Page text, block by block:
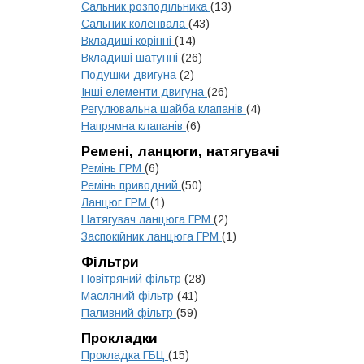
Сальник розподільника (13)
Сальник коленвала (43)
Вкладиші корінні (14)
Вкладиші шатунні (26)
Подушки двигуна (2)
Інші елементи двигуна (26)
Регулювальна шайба клапанів (4)
Напрямна клапанів (6)
Ремені, ланцюги, натягувачі
Ремінь ГРМ (6)
Ремінь приводний (50)
Ланцюг ГРМ (1)
Натягувач ланцюга ГРМ (2)
Заспокійник ланцюга ГРМ (1)
Фільтри
Повітряний фільтр (28)
Масляний фільтр (41)
Паливний фільтр (59)
Прокладки
Прокладка ГБЦ (15)